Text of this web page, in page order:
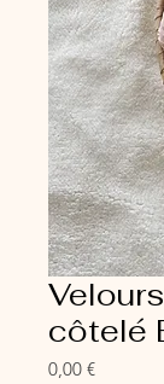
côtelé
0,00 €Prix